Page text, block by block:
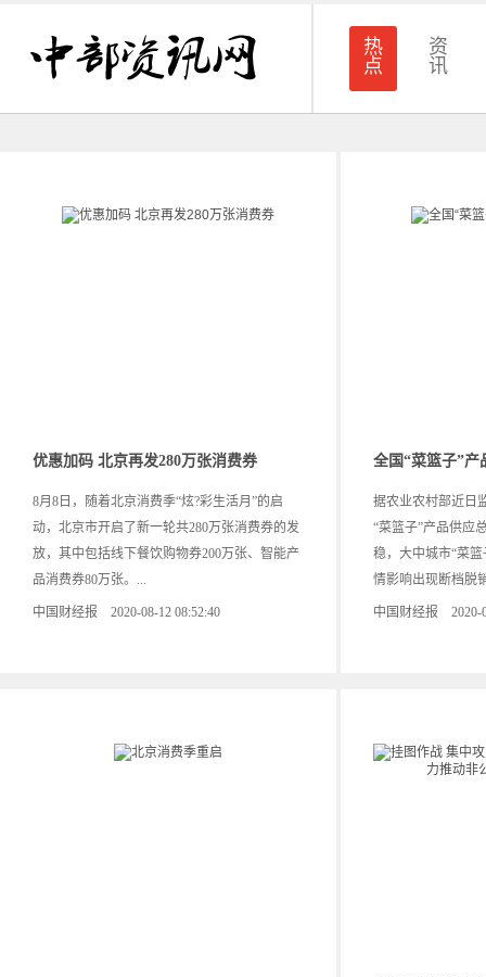
热
点
资
讯
优惠加码 北京再发280万张消费券
8月8日，随着北京消费季“炫?彩生活月”的启
动，北京市开启了新一轮共280万张消费券的发
放，其中包括线下餐饮购物券200万张、智能产
品消费券80万张。...
中国财经报 2020-08-12 08:52:40
全国“菜篮子”产
据农业农村部近日
“菜篮子”产品供应
稳，大中城市“菜
情影响出现断档脱
中国财经报 2020-